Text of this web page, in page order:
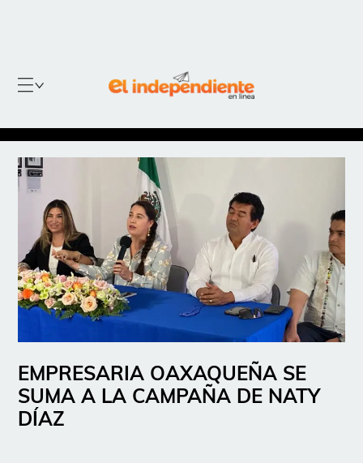
EMPRESARIA OAXAQUEÑA SE
SUMA A LA CAMPAÑA DE NATY
DÍAZ